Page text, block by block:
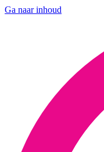
Ga naar inhoud